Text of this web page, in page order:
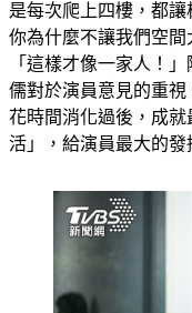
起」，增加了拍攝的難
是每次爬上四樓，都讓
你為什麼不讓我們空
「這樣才像一家人！」
儒對於演員意見的重視
花時間消化過後，成就